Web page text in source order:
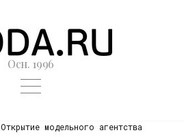
Осн. 1996
Открытие модельного агентства